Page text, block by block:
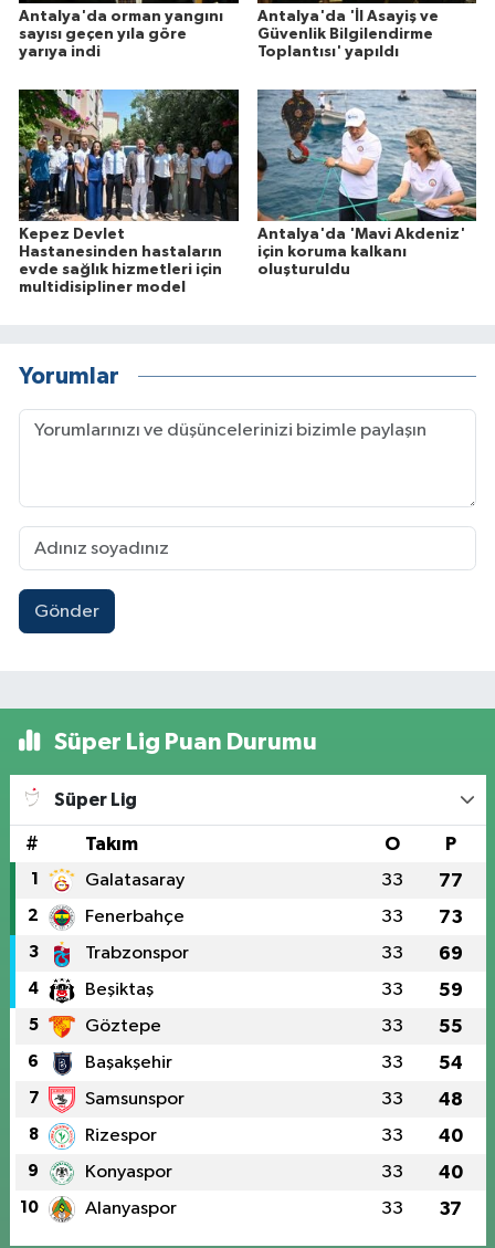
Antalya'da orman yangını
sayısı geçen yıla göre
yarıya indi
Antalya'da 'İl Asayiş ve
Güvenlik Bilgilendirme
Toplantısı' yapıldı
Kepez Devlet
Hastanesinden hastaların
evde sağlık hizmetleri için
multidisipliner model
Antalya'da 'Mavi Akdeniz'
için koruma kalkanı
oluşturuldu
Yorumlar
Gönder
Süper Lig Puan Durumu
Süper Lig
# Takım O P
1 Galatasaray 33 77
2 Fenerbahçe 33 73
3 Trabzonspor 33 69
4 Beşiktaş 33 59
5 Göztepe 33 55
6 Başakşehir 33 54
7 Samsunspor 33 48
8 Rizespor 33 40
9 Konyaspor 33 40
10 Alanyaspor 33 37